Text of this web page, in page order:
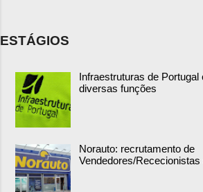
ESTÁGIOS
Infraestruturas de
diversas funções
Norauto: recrutamento de
Vendedores/